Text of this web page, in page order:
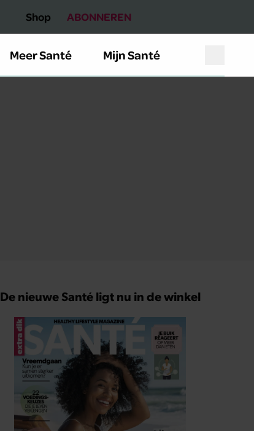
Shop ABONNEREN
Meer Santé Mijn Santé
De nieuwe Santé ligt nu in de winkel